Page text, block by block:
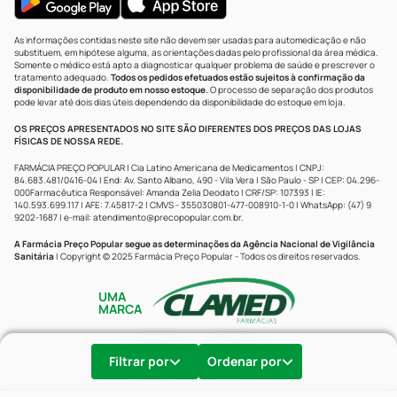
Filtrar por Ordenar por
As informações contidas neste site não devem ser usadas para automedicação e não
substituem, em hipótese alguma, as orientações dadas pelo profissional da área médica.
Somente o médico está apto a diagnosticar qualquer problema de saúde e prescrever o
tratamento adequado. Todos os pedidos efetuados estão sujeitos à confirmação da
disponibilidade de produto em nosso estoque.O processo de separação dos produtos
pode levar até dois dias úteis dependendo da disponibilidade do estoque em loja.
OS PREÇOS APRESENTADOS NO SITE SÃO DIFERENTES DOS PREÇOS DAS LOJAS
FÍSICAS DE NOSSA REDE.
FARMÁCIA PREÇO POPULAR | Cia Latino Americana de Medicamentos | CNPJ:
84.683.481/0416-04 | End: Av. Santo Albano, 490 - Vila Vera | São Paulo - SP | CEP: 04.296-
000Farmacêutica Responsável: Amanda Zelia Deodato | CRF/SP: 107393 | IE:
140.593.699.117 | AFE: 7.45817-2 | CMVS - 355030801-477-008910-1-0 | WhatsApp: (47) 9
9202-1687 | e-mail: atendimento@precopopular.com.br.
A Farmácia Preço Popular segue as determinações da Agência Nacional de Vigilância
Sanitária | Copyright © 2025 Farmácia Preço Popular - Todos os direitos reservados.
UMA
MARCA
Powered by Developed by